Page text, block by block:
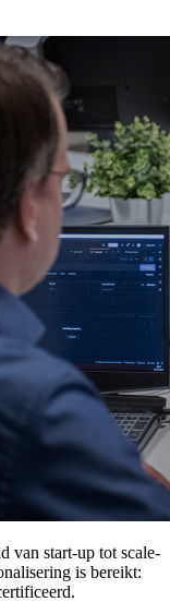
van start-up tot scale-
is bereikt: